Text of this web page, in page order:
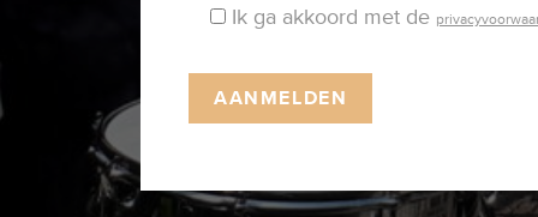
Ik ga akkoord met de